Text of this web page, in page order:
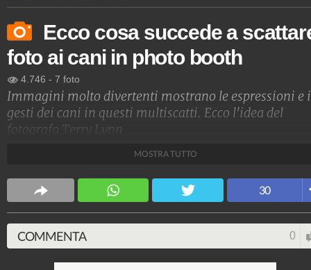
Ecco cosa succede a
foto ai cani in photo booth
4.746 - 7 foto
Immagini molto divertenti mostrano le espressioni e i
gesti dei cani in questi multiscatti. Ecco l'idea del
fotografo Terry Lynn
MOSTRA TUTTO
30
COMMENTA 0